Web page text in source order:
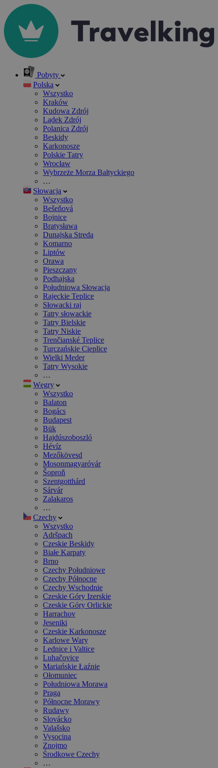
Pobyty
Polska
Wszystko
Kraków
Kudowa Zdrój
Lądek Zdrój
Polanica Zdrój
Beskidy
Karkonosze
Polskie Tatry
Wrocław
Wybrzeże Morza Bałtyckiego
…
Słowacja
Wszystko
Bešeňová
Bojnice
Bratysława
Dunajska Streda
Komarno
Liptów
Orawa
Pieszczany
Podhajska
Południowa Słowacja
Rajeckie Teplice
Słowacki raj
Tatry słowackie
Tatry Bielskie
Tatry Niskie
Trenčianské Teplice
Turczańskie Cieplice
Wielki Meder
Tatry Wysokie
…
Węgry
Wszystko
Balaton
Bogács
Budapest
Bük
Hajdúszoboszló
Hévíz
Mezőkövesd
Mosonmagyaróvár
Šoproň
Szentgotthárd
Sárvár
Zalakaros
…
Czechy
Wszystko
Adršpach
Czeskie Beskidy
Białe Karpaty
Brno
Czechy Południowe
Czechy Północne
Czechy Wschodnie
Czeskie Góry Izerskie
Czeskie Góry Orlickie
Harrachov
Jeseniki
Czeskie Karkonosze
Karlowe Wary
Lednice i Valtice
Luhačovice
Mariańskie Łaźnie
Ołomuniec
Południowa Morawa
Praga
Północne Morawy
Rudawy
Slovácko
Valašsko
Vysocina
Znojmo
Środkowe Czechy
…